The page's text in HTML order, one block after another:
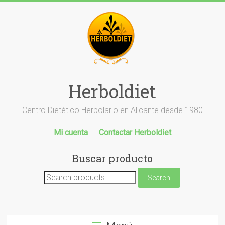
Herboldiet
Centro Dietético Herbolario en Alicante desde 1980
Mi cuenta – Contactar Herboldiet
Buscar producto
Search
for:
Search